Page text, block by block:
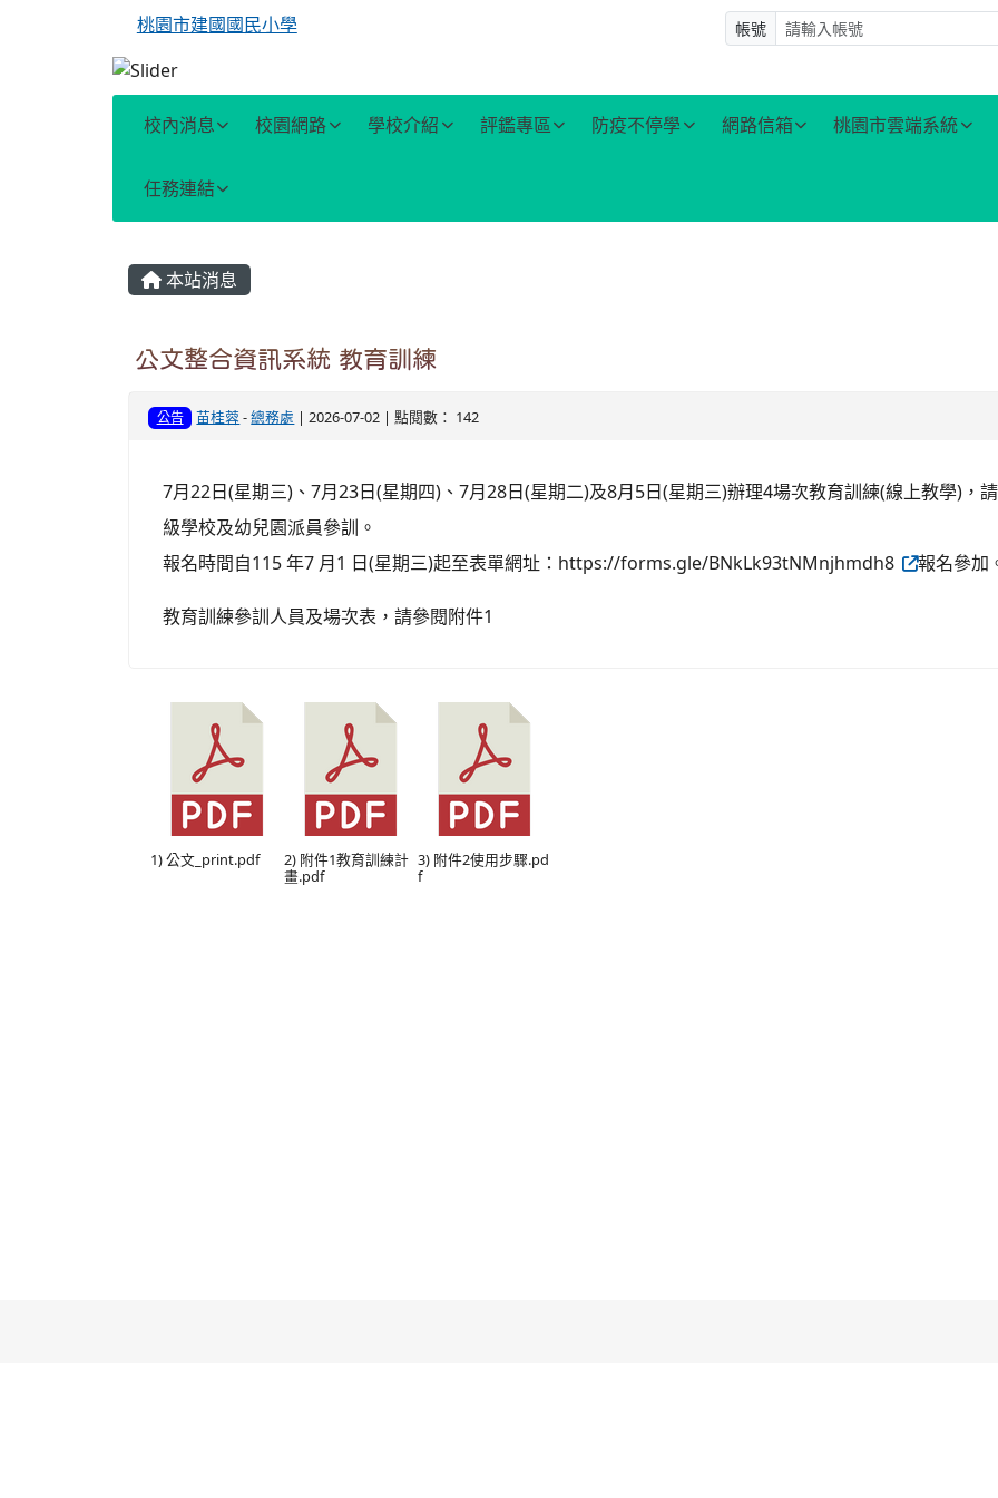
桃園市建國國民小學 帳號
校內消息 校園網路 學校介紹 評鑑專區 防疫不停學 網路信箱 桃園市雲端系統
任務連結
主內容區域
本站消息
公文整合資訊系統 教育訓練
公告 苗桂蓉-總務處 | 2026-07-02 | 點閱數： 142
7月22日(星期三)、7月23日(星期四)、7月28日(星期二)及8月5日(星期三)辦理4場次教育訓練(線上教學)，
級學校及幼兒園派員參訓。
報名時間自115 年7 月1 日(星期三)起至表單網址：https://forms.gle/BNkLk93tNMnjhmdh8
報名參加
教育訓練參訓人員及場次表，請參閱附件1
1) 公文_print.pdf
2) 附件1教育訓練計
畫.pdf
3) 附件2使用步驟.pd
f